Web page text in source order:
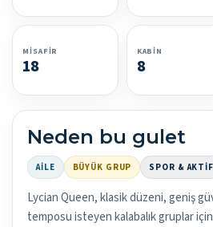
MISAFIR
18
KABIN
8
Neden bu gulet
AILE BÜYÜK GRUP SPOR & AKTIF
Lycian Queen, klasik düzeni, geniş
temposu isteyen kalabalık gruplar